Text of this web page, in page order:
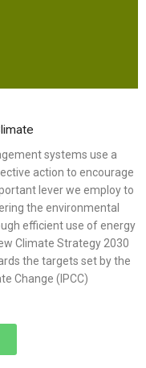
systems use a
action to encourage
lever we employ to
the environmental
efficient use of energy
Climate Strategy 2030
the targets set by the
Change (IPCC)